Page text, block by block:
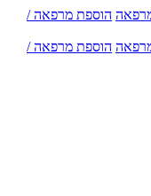
הוספת מרפאה /
הוספת מרפאה /